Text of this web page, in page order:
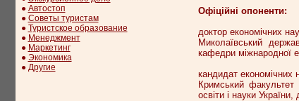
● Автостоп
● Советы туристам
● Туристское образование
● Менеджмент
● Маркетинг
● Экономика
● Другие
Офіційні опоненти:
доктор економічних
Миколаївський
кафедри міжнародної
кандидат економічних
Кримський факультет
освіти і науки